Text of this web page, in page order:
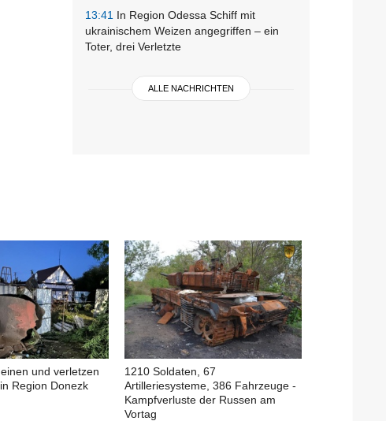
13:41 In Region Odessa Schiff mit
ukrainischem Weizen angegriffen – ein
Toter, drei Verletzte
ALLE NACHRICHTEN
und verletzen
Region Donezk
1210 Soldaten, 67
Artilleriesysteme, 386 Fahrzeuge -
Kampfverluste der Russen am
Vortag